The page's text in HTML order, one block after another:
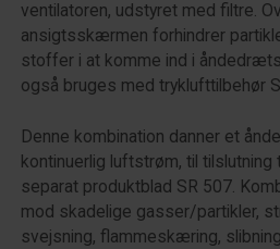
ventilatoren, udstyret med filtre.
ansigtsskærmen forhindrer
stoffer i at komme ind i
også bruges med tryklufttilbehør
Denne kombination danner et
kontinuerlig luftstrøm, til
separat produktblad SR 507.
mod skadelige gasser/partikler,
svejsning, flammeskæring,